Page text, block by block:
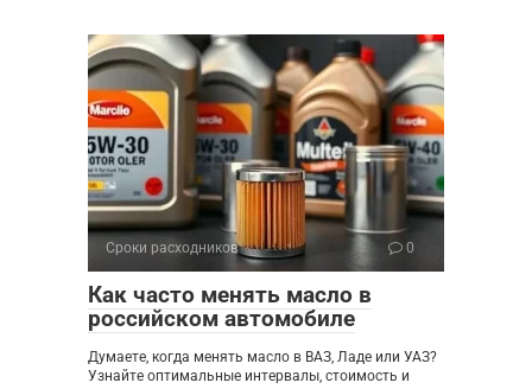
Сроки расходников 0
Как часто менять масло в
российском автомобиле
Думаете, когда менять масло в ВАЗ, Ладе или УАЗ?
Узнайте оптимальные интервалы, стоимость и